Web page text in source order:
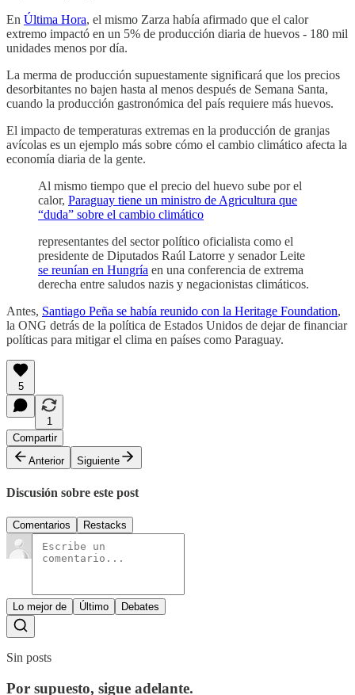
En Última Hora, el mismo Zarza había afirmado que el calor
extremo impactó en un 5% de producción diaria de huevos - 180 mil
unidades menos por día.
La merma de producción supuestamente significará que los precios
desorbitantes no bajen hasta al menos después de Semana Santa,
cuando la producción gastronómica del país requiere más huevos.
El impacto de temperaturas extremas en la producción de granjas
avícolas es un ejemplo más sobre cómo el cambio climático afecta la
economía diaria de la gente.
Al mismo tiempo que el precio del huevo sube por el
calor, Paraguay tiene un ministro de Agricultura que
“duda” sobre el cambio climático
representantes del sector político oficialista como el
presidente de Diputados Raúl Latorre y senador Leite
se reunían en Hungría en una conferencia de extrema
derecha entre saludos nazis y negacionistas climáticos.
Antes, Santiago Peña se había reunido con la Heritage Foundation,
la ONG detrás de la política de Estados Unidos de dejar de financiar
políticas para mitigar el clima en países como Paraguay.
5
1
Compartir
Anterior
Siguiente
Discusión sobre este post
Comentarios Restacks
Lo mejor de Último Debates
Sin posts
Por supuesto, sigue adelante.